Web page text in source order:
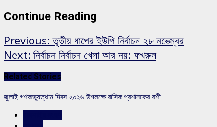
Continue Reading
Previous: তৃতীয় ধাপের ইউপি নির্বাচন ২৮ নভেম্বর
Next: নির্বাচন নির্বাচন খেলা আর নয়: ফখরুল
Related Stories
জুলাই গণঅভ্যুত্থান দিবস ২০২৬ উপলক্ষে রাসিক প্রশাসকের বাণী